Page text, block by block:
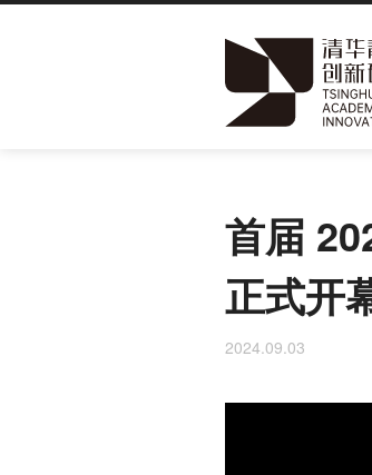
首届
正式开
2024.09.03